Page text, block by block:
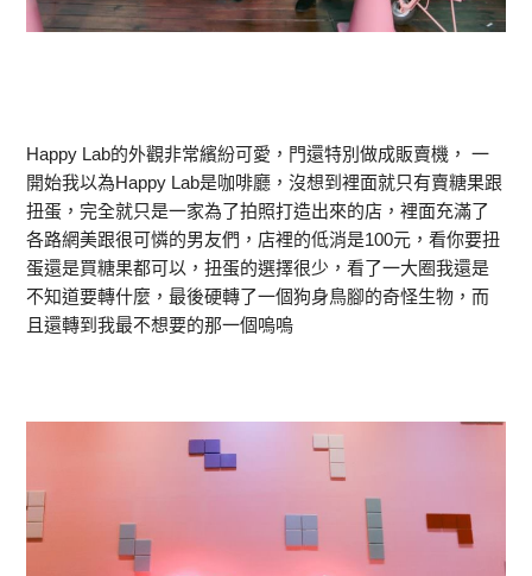
Happy Lab的外觀非常繽紛可愛，門還特別做成販賣機， 一
開始我以為Happy Lab是咖啡廳，沒想到裡面就只有賣糖果跟
扭蛋，完全就只是一家為了拍照打造出來的店，裡面充滿了
各路網美跟很可憐的男友們，店裡的低消是100元，看你要扭
蛋還是買糖果都可以，扭蛋的選擇很少，看了一大圈我還是
不知道要轉什麼，最後硬轉了一個狗身鳥腳的奇怪生物，而
且還轉到我最不想要的那一個嗚嗚